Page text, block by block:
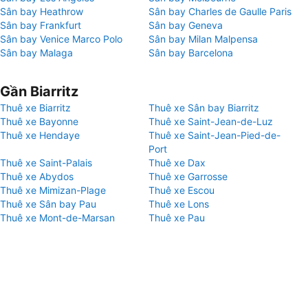
Sân bay Heathrow
Sân bay Charles de Gaulle Paris
Sân bay Frankfurt
Sân bay Geneva
Sân bay Venice Marco Polo
Sân bay Milan Malpensa
Sân bay Malaga
Sân bay Barcelona
Gần Biarritz
Thuê xe Biarritz
Thuê xe Sân bay Biarritz
Thuê xe Bayonne
Thuê xe Saint-Jean-de-Luz
Thuê xe Hendaye
Thuê xe Saint-Jean-Pied-de-
Port
Thuê xe Saint-Palais
Thuê xe Dax
Thuê xe Abydos
Thuê xe Garrosse
Thuê xe Mimizan-Plage
Thuê xe Escou
Thuê xe Sân bay Pau
Thuê xe Lons
Thuê xe Mont-de-Marsan
Thuê xe Pau